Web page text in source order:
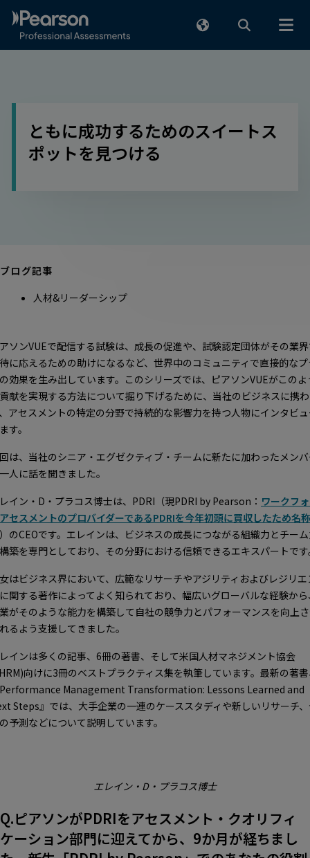
ともに成功するためのスイートス
ポットを見つける
ブログ記事
人材&リーダーシップ
ソンVUEで配信する試験は、成長の促進や、試験認定団体がその業
に応えるための助けになるなど、世界中のコミュニティで直接的な
効果を生み出しています。このシリーズでは、ピアソンVUEがこのよ
献を実現する方法について掘り下げるために、当社のビジネスに携わ
アセスメントの特定の分野で持続的な影響力を持つ人物にインタビ
す。
は、当社のシニア・エグゼクティブ・チームに新たに加わったメン
人に話を聞きました。
イン・D・プラコス博士は、PDRI（現PDRI by Pearson： ワークフ
セスメントのプロバイダーであるPDRIを今年初頭に買収したため名
）のCEOです。エレインは、ビジネスの成長につながる組織力とチー
築を専門としており、その分野における信頼できるエキスパートで
はビジネス界において、広範なリサーチやアジリティおよびレジリエ
関する著作によってよく知られており、幅広いグローバルな経験か
がそのような能力を構築して自社の競争力とパフォーマンスを向上
るよう支援してきました。
インは多くの記事、6冊の著書、そして米国人材マネジメント協会
向けに3冊のベストプラクティス集を執筆しています。最新の著
Management Transformation: Lessons Learned and
Steps』では、大手企業の一連のケーススタディや新しいリサーチ
予測などについて説明しています。
エレイン・D・プラコス博士
Q.ピアソンがPDRIをアセスメント・クオリフィ
ケーション部門に迎えてから、9か月が経ちまし